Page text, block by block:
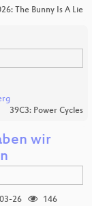
The Bunny Is A Lie
39C3: Power Cycles
wir
26
146